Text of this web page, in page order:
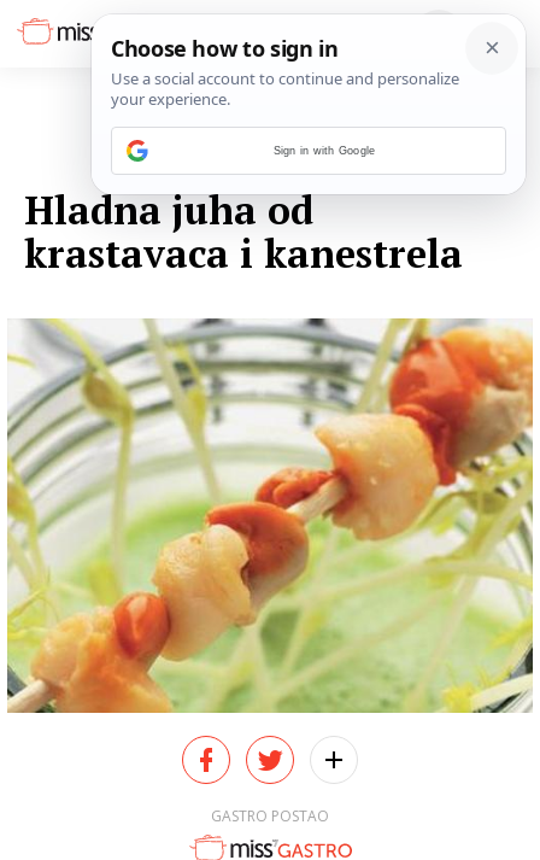
Hladna juha od
krastavaca i kanestrela
GASTRO POSTAO
Sign in with Google